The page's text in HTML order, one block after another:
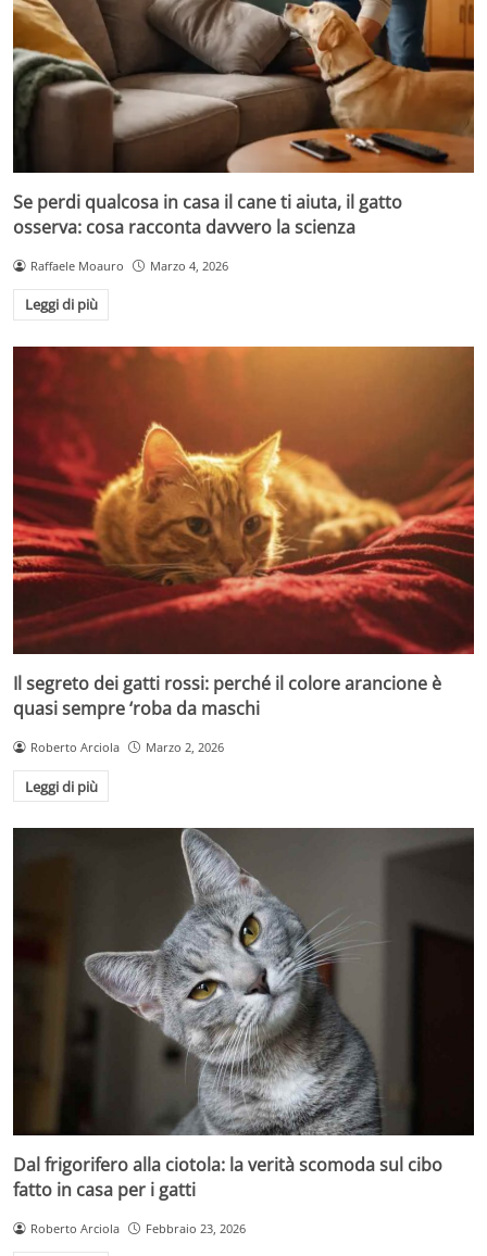
Se perdi qualcosa in casa il cane ti aiuta, il gatto
osserva: cosa racconta davvero la scienza
Raffaele Moauro Marzo 4, 2026
Leggi di più
Il segreto dei gatti rossi: perché il colore arancione è
quasi sempre ‘roba da maschi
Roberto Arciola Marzo 2, 2026
Leggi di più
Dal frigorifero alla ciotola: la verità scomoda sul cibo
fatto in casa per i gatti
Roberto Arciola Febbraio 23, 2026